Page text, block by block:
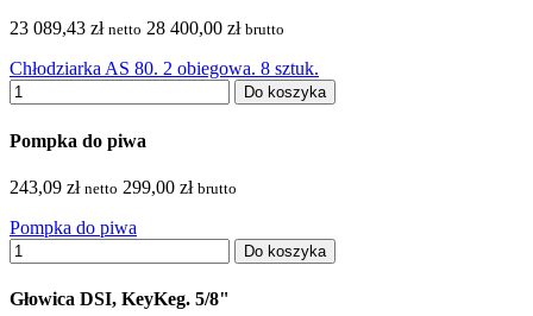
23 089,43 zł netto 28 400,00 zł brutto
Chłodziarka AS 80. 2 obiegowa. 8 sztuk.
Do koszyka
Pompka do piwa
243,09 zł netto 299,00 zł brutto
Pompka do piwa
Do koszyka
Głowica DSI, KeyKeg. 5/8"